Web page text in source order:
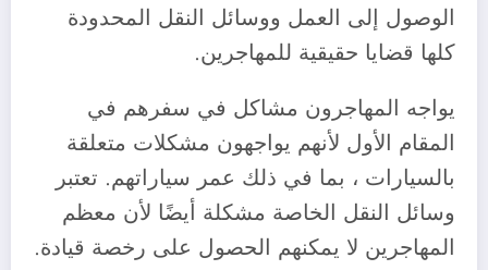
الوصول إلى العمل ووسائل النقل المحدودة
كلها قضايا حقيقية للمهاجرين.
يواجه المهاجرون مشاكل في سفرهم في
المقام الأول لأنهم يواجهون مشكلات متعلقة
بالسيارات ، بما في ذلك عمر سياراتهم. تعتبر
وسائل النقل الخاصة مشكلة أيضًا لأن معظم
المهاجرين لا يمكنهم الحصول على رخصة قيادة.